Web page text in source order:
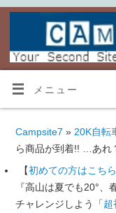
メニュー
Campsite7 » 20K自転
ら商品が到着!! …あれ
【初めての方はこち
『高山は夏でも20°
チャレンジしよう「超